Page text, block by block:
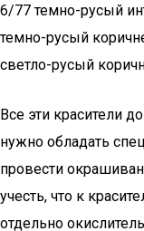
6/77 темно-русый
темно-русый
светло-русый
Все эти красители
нужно обладать
провести
учесть, что к
отдельно